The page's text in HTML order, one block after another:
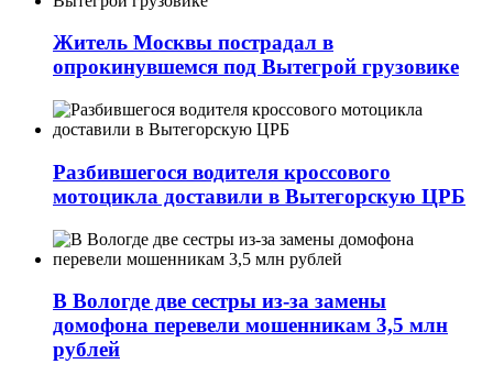
Житель Москвы пострадал в
опрокинувшемся под Вытегрой грузовике
Разбившегося водителя кроссового
мотоцикла доставили в Вытегорскую ЦРБ
В Вологде две сестры из-за замены
домофона перевели мошенникам 3,5 млн
рублей